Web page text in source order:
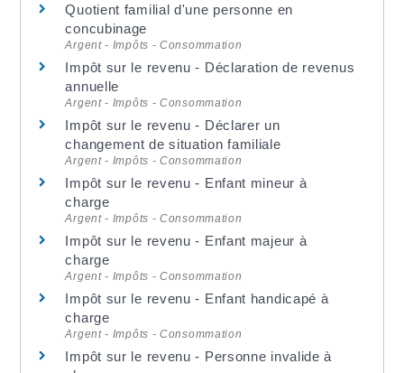
Quotient familial d'une personne en
concubinage
Argent - Impôts - Consommation
Impôt sur le revenu - Déclaration de revenus
annuelle
Argent - Impôts - Consommation
Impôt sur le revenu - Déclarer un
changement de situation familiale
Argent - Impôts - Consommation
Impôt sur le revenu - Enfant mineur à
charge
Argent - Impôts - Consommation
Impôt sur le revenu - Enfant majeur à
charge
Argent - Impôts - Consommation
Impôt sur le revenu - Enfant handicapé à
charge
Argent - Impôts - Consommation
Impôt sur le revenu - Personne invalide à